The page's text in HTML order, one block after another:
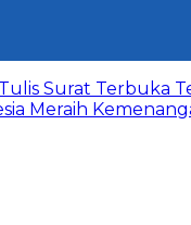
Surat Terbuka
Meraih